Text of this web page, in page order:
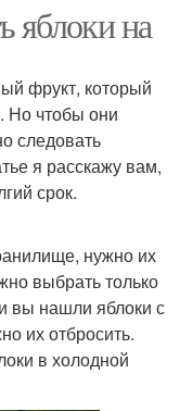
яблоки на
фрукт, который
Но чтобы они
следовать
я расскажу вам,
срок.
нужно их
выбрать только
вы нашли яблоки с
их отбросить.
в холодной